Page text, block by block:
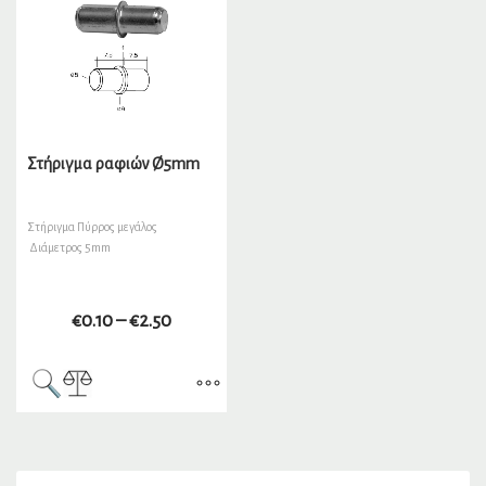
Στήριγμα ραφιών Ø5mm
Στήριγμα Πύρρος μεγάλος
Διάμετρος 5mm
€0.10–€2.50